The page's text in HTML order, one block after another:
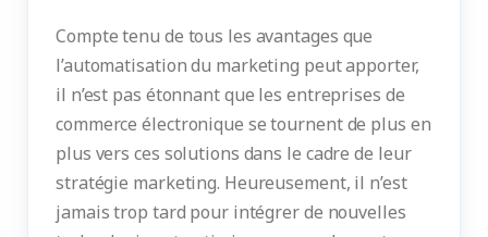
Compte tenu de tous les avantages que
l’automatisation du marketing peut apporter,
il n’est pas étonnant que les entreprises de
commerce électronique se tournent de plus en
plus vers ces solutions dans le cadre de leur
stratégie marketing. Heureusement, il n’est
jamais trop tard pour intégrer de nouvelles